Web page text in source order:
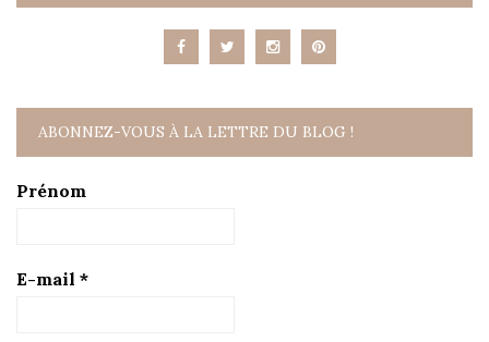
ABONNEZ-VOUS À LA LETTRE DU BLOG !
Prénom
E-mail *